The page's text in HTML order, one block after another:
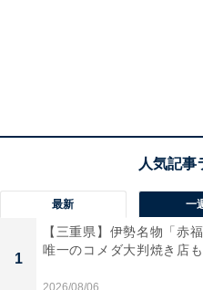
最新 一
1
【三重県】伊勢名物「赤
唯一のコメダ大判焼き店